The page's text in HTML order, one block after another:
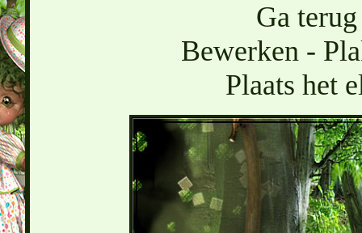
Ga
Bewerken -
Plaats het